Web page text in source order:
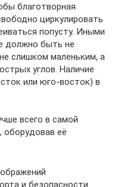
благотворная
циркулировать
попусту. Иными
должно быть не
слишком маленьким, а
углов. Наличие
или юго-восток) в
всего в самой
оборудовав её
и безопасности